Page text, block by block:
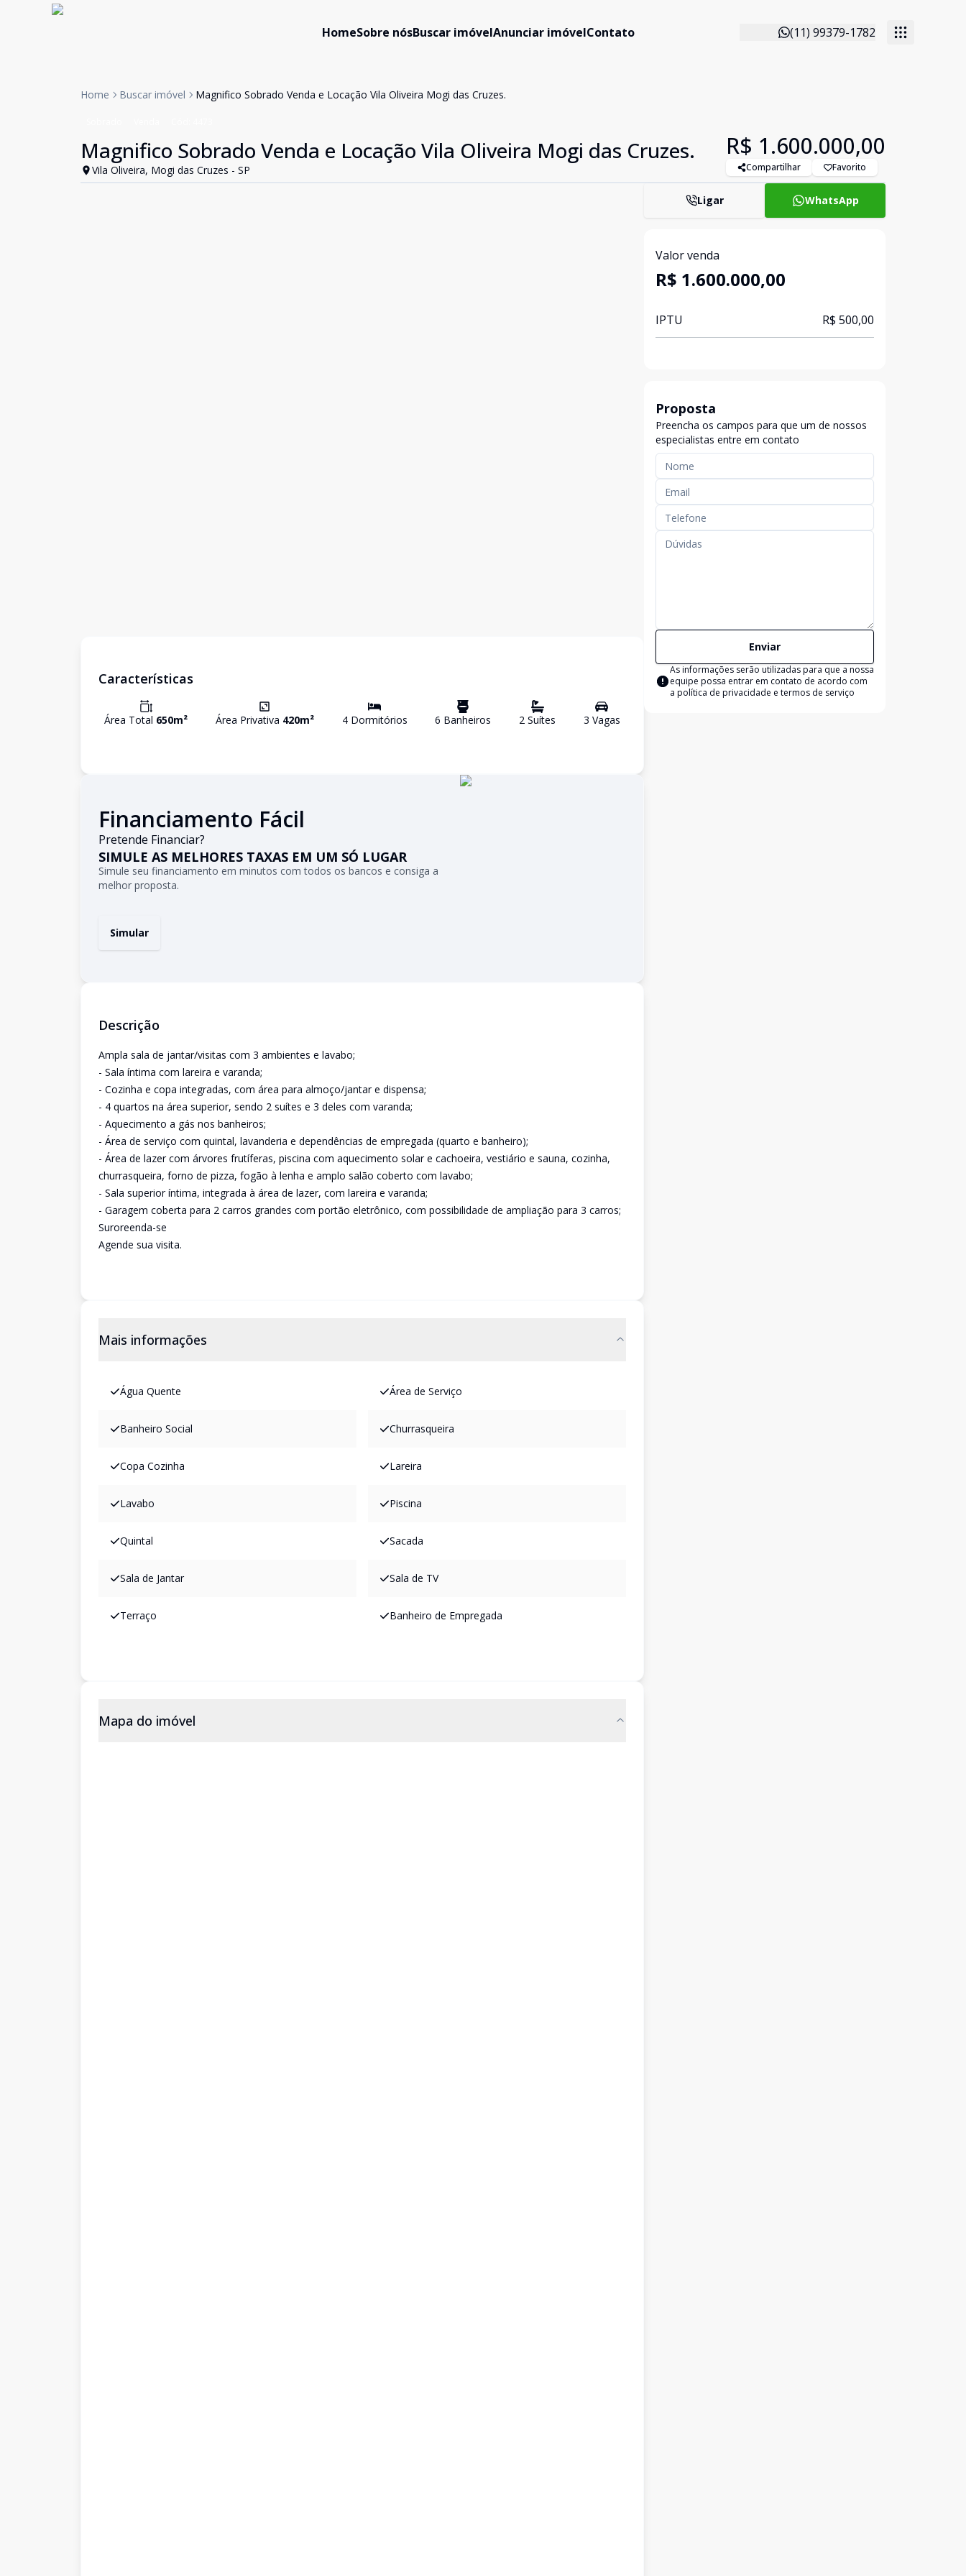
HomeSobre nósBuscar imóvelAnunciar imóvelContato (11) 99379-1782
Home Buscar imóvel Magnifico Sobrado Venda e Locação Vila Oliveira Mogi das Cruzes.
Magnifico Sobrado Venda e Locação Vila Oliveira Mogi das Cruzes.
Vila Oliveira, Mogi das Cruzes - SP
R$ 1.600.000,00
Compartilhar Favorito
Características
Área Total 650m² Área Privativa 420m² 4Dormitórios 6 Banheiros 2 Suítes 3 Vagas
Financiamento Fácil
Pretende Financiar?
SIMULE AS MELHORES TAXAS EM UM SÓ LUGAR
Simule seu financiamento em minutos com todos os bancos e consiga a
melhor proposta.
Simular
Descrição
Ampla sala de jantar/visitas com 3 ambientes e lavabo;
- Sala íntima com lareira e varanda;
- Cozinha e copa integradas, com área para almoço/jantar e dispensa;
- 4 quartos na área superior, sendo 2 suítes e 3 deles com varanda;
- Aquecimento a gás nos banheiros;
- Área de serviço com quintal, lavanderia e dependências de empregada (quarto e banheiro);
- Área de lazer com árvores frutíferas, piscina com aquecimento solar e cachoeira, vestiário e sauna, cozinha,
churrasqueira, forno de pizza, fogão à lenha e amplo salão coberto com lavabo;
- Sala superior íntima, integrada à área de lazer, com lareira e varanda;
- Garagem coberta para 2 carros grandes com portão eletrônico, com possibilidade de ampliação para 3 carros;
Suroreenda-se
Agende sua visita.
Mais informações
Água Quente Área de Serviço
Banheiro Social Churrasqueira
Copa Cozinha Lareira
Lavabo Piscina
Quintal Sacada
Sala de Jantar Sala de TV
Terraço Banheiro de Empregada
Mapa do imóvel
Ligar WhatsApp
Valor venda
R$ 1.600.000,00
IPTU R$ 500,00
Proposta
Preencha os campos para que um de nossos
especialistas entre em contato
Enviar
As informações serão utilizadas para que a nossa
equipe possa entrar em contato de acordo com
a política de privacidade e termos de serviço